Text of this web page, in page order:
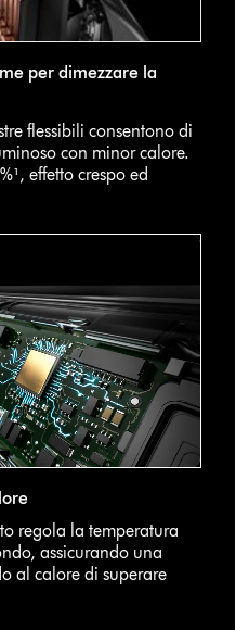
per dimezzare la
flessibili consentono di
con minor calore.
effetto crespo ed
regola la temperatura
assicurando una
al calore di superare